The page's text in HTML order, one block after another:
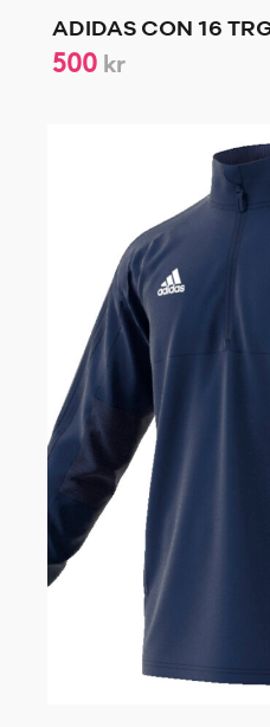
ADIDAS CON 16
500 kr